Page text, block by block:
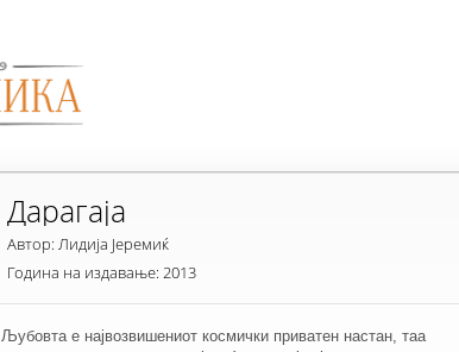
Дарагаја
Автор: Лидија Јеремиќ
Година на издавање: 2013
Љубовта е највозвишениот космички приватен настан, таа